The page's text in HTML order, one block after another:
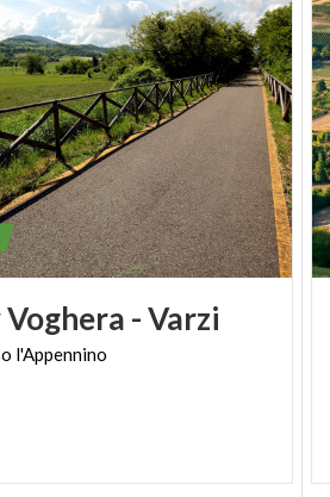
Voghera -Varzi
l'Appennino